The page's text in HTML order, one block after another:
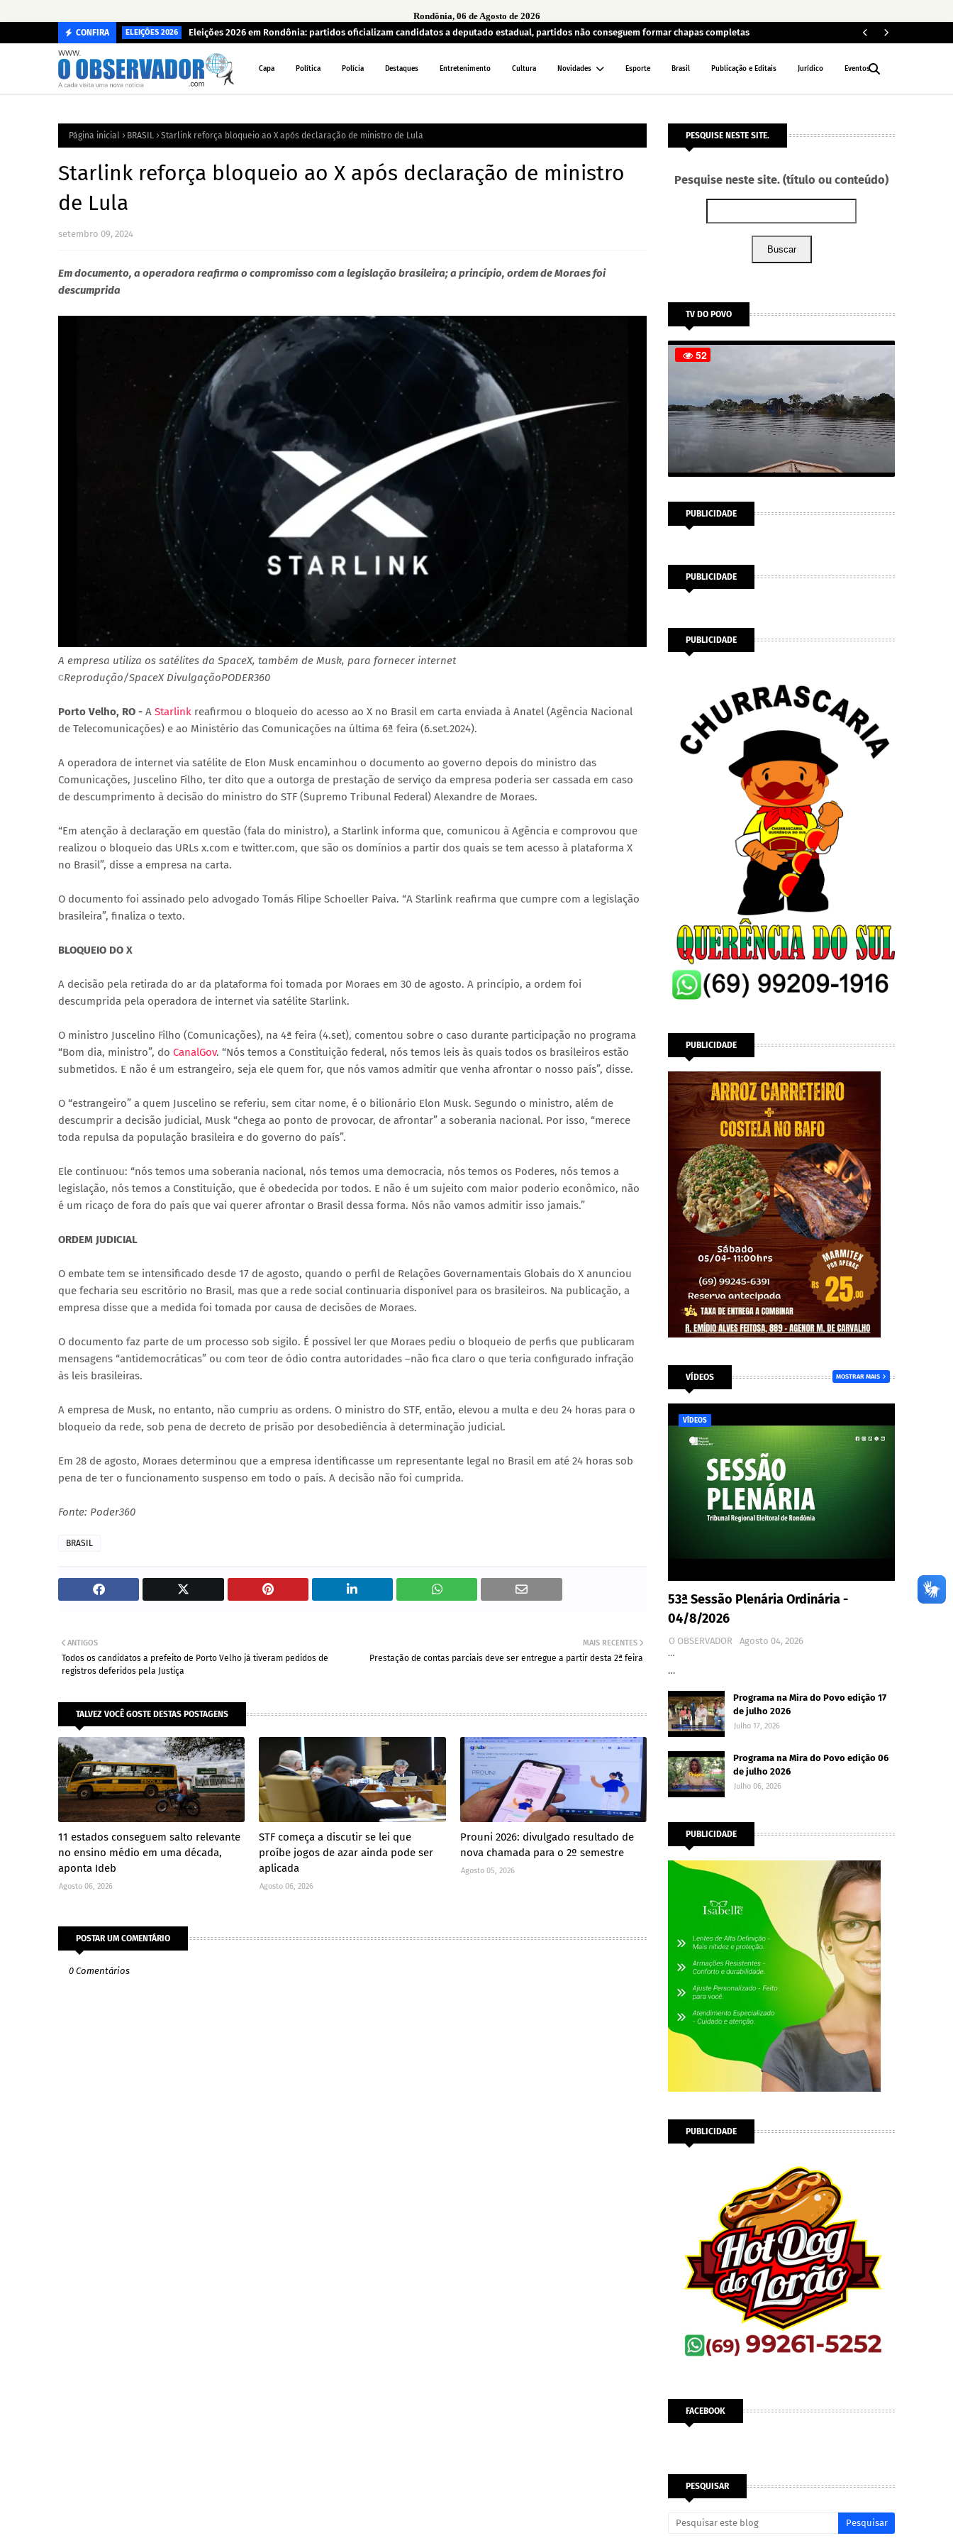
Rondônia, 06 de Agosto de 2026
CONFIRA ELEIÇÕES 2026 Eleições 2026 em Rondônia: partidos oficializam candidatos a deputado estadual, partidos não conseguem formar chapas completas
Capa Política Polícia Destaques Entretenimento Cultura Novidades Esporte Brasil Publicação e Editais Jurídico Eventos
Página inicial BRASIL Starlink reforça bloqueio ao X após declaração de ministro de Lula
Starlink reforça bloqueio ao X após declaração de ministro
de Lula
setembro 09, 2024
Em documento, a operadora reafirma o compromisso com a legislação brasileira; a princípio, ordem de Moraes foi
descumprida
A empresa utiliza os satélites da SpaceX, também de Musk, para fornecer internet
Reprodução/SpaceX DivulgaçãoPODER360
Porto Velho, RO - A Starlink reafirmou o bloqueio do acesso ao X no Brasil em carta enviada à Anatel (Agência Nacional
de Telecomunicaçōes) e ao Ministério das Comunicaçōes na última 6ª feira (6.set.2024).
A operadora de internet via satélite de Elon Musk encaminhou o documento ao governo depois do ministro das
Comunicações, Juscelino Filho, ter dito que a outorga de prestação de serviço da empresa poderia ser cassada em caso
de descumprimento à decisão do ministro do STF (Supremo Tribunal Federal) Alexandre de Moraes.
“Em atenção à declaração em questão (fala do ministro), a Starlink informa que, comunicou à Agência e comprovou que
realizou o bloqueio das URLs x.com e twitter.com, que são os domínios a partir dos quais se tem acesso à plataforma X
no Brasil”, disse a empresa na carta.
O documento foi assinado pelo advogado Tomás Filipe Schoeller Paiva. “A Starlink reafirma que cumpre com a legislação
brasileira”, finaliza o texto.
BLOQUEIO DO X
A decisão pela retirada do ar da plataforma foi tomada por Moraes em 30 de agosto. A princípio, a ordem foi
descumprida pela operadora de internet via satélite Starlink.
O ministro Juscelino Filho (Comunicações), na 4ª feira (4.set), comentou sobre o caso durante participação no programa
“Bom dia, ministro”, do CanalGov. “Nós temos a Constituição federal, nós temos leis às quais todos os brasileiros estão
submetidos. E não é um estrangeiro, seja ele quem for, que nós vamos admitir que venha afrontar o nosso país”, disse.
O “estrangeiro” a quem Juscelino se referiu, sem citar nome, é o bilionário Elon Musk. Segundo o ministro, além de
descumprir a decisão judicial, Musk “chega ao ponto de provocar, de afrontar” a soberania nacional. Por isso, “merece
toda repulsa da população brasileira e do governo do país”.
Ele continuou: “nós temos uma soberania nacional, nós temos uma democracia, nós temos os Poderes, nós temos a
legislação, nós temos a Constituição, que é obedecida por todos. E não é um sujeito com maior poderio econômico, não
é um ricaço de fora do país que vai querer afrontar o Brasil dessa forma. Nós não vamos admitir isso jamais.”
ORDEM JUDICIAL
O embate tem se intensificado desde 17 de agosto, quando o perfil de Relações Governamentais Globais do X anunciou
que fecharia seu escritório no Brasil, mas que a rede social continuaria disponível para os brasileiros. Na publicação, a
empresa disse que a medida foi tomada por causa de decisões de Moraes.
O documento faz parte de um processo sob sigilo. É possível ler que Moraes pediu o bloqueio de perfis que publicaram
mensagens “antidemocráticas” ou com teor de ódio contra autoridades –não fica claro o que teria configurado infração
às leis brasileiras.
A empresa de Musk, no entanto, não cumpriu as ordens. O ministro do STF, então, elevou a multa e deu 24 horas para o
bloqueio da rede, sob pena de decreto de prisão por desobediência à determinação judicial.
Em 28 de agosto, Moraes determinou que a empresa identificasse um representante legal no Brasil em até 24 horas sob
pena de ter o funcionamento suspenso em todo o país. A decisão não foi cumprida.
Fonte: Poder360
BRASIL
MAIS RECENTES
Prestação de contas parciais deve ser entregue a partir desta 2ª feira
ANTIGOS
Todos os candidatos a prefeito de Porto Velho já tiveram pedidos de
registros deferidos pela Justiça
TALVEZ VOCÊ GOSTE DESTAS POSTAGENS
11 estados conseguem salto relevante
no ensino médio em uma década,
aponta Ideb
Agosto 06, 2026
STF começa a discutir se lei que
proíbe jogos de azar ainda pode ser
aplicada
Agosto 06, 2026
Prouni 2026: divulgado resultado de
nova chamada para o 2º semestre
Agosto 05, 2026
POSTAR UM COMENTÁRIO
0 Comentários
PESQUISE NESTE SITE.
Pesquise neste site. (título ou conteúdo)
Buscar
TV DO POVO
PUBLICIDADE
PUBLICIDADE
PUBLICIDADE
PUBLICIDADE
VÍDEOS MOSTRAR MAIS
VÍDEOS
53ª Sessão Plenária Ordinária -
04/8/2026
O OBSERVADOR
Agosto 04, 2026
…
…
Programa na Mira do Povo edição 17
de julho 2026
Julho 17, 2026
Programa na Mira do Povo edição 06
de julho 2026
Julho 06, 2026
PUBLICIDADE
PUBLICIDADE
FACEBOOK
PESQUISAR